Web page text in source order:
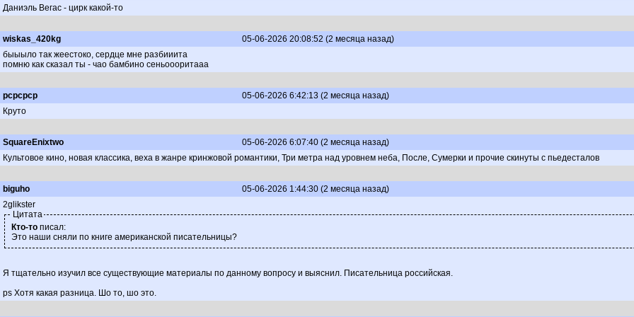
Даниэль Вегас - цирк какой-то
wiskas_420kg
05-06-2026 20:08:52 (2 месяца назад)
быыыло так жеестоко, сердце мне разбииита
помню как сказал ты - чао бамбино сеньоооритааа
pcpcpcp
05-06-2026 6:42:13 (2 месяца назад)
Круто
SquareEnixtwo 05-06-2026 6:07:40 (2 месяца назад)
Культовое кино, новая классика, веха в жанре кринжовой романтики, Три метра над уровнем неба, После, Сумерки и прочие скинуты с пьедесталов
biguho
05-06-2026 1:44:30 (2 месяца назад)
2glikster
Цитата
Кто-то писал:
Это наши сняли по книге американской писательницы?
Я тщательно изучил все существующие материалы по данному вопросу и выяснил. Писательница российская.
ps Хотя какая разница. Шо то, шо это.